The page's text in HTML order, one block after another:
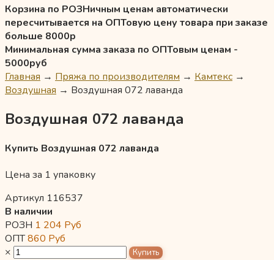
Корзина по РОЗНичным ценам автоматически
пересчитывается на ОПТовую цену товара при заказе
больше 8000р
Минимальная сумма заказа по ОПТовым ценам -
5000руб
Главная → Пряжа по производителям → Камтекс →
Воздушная → Воздушная 072 лаванда
Воздушная 072 лаванда
Купить Воздушная 072 лаванда
Цена за 1 упаковку
Артикул 116537
В наличии
РОЗН 1 204 Руб
ОПТ860 Руб
×